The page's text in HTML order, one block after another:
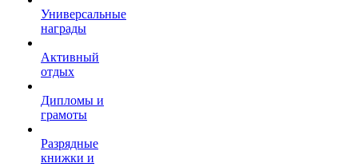
Универсальные
награды
Активный
отдых
Дипломы и
грамоты
Разрядные
книжки и